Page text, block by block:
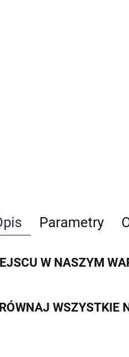
Parametry
W NASZYM
WSZYSTKIE